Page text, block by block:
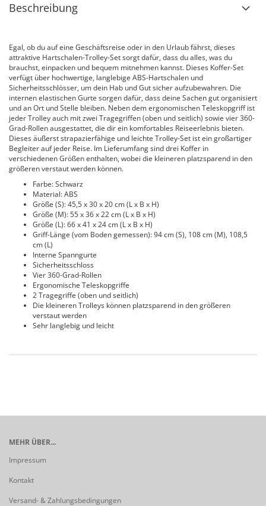
Beschreibung
Egal, ob du auf eine Geschäftsreise oder in den Urlaub fährst, dieses
attraktive Hartschalen-Trolley-Set sorgt dafür, dass du alles, was du
brauchst, einpacken und bequem mitnehmen kannst. Dieses Koffer-Set
verfügt über hochwertige, langlebige ABS-Hartschalen und
Sicherheitsschlösser, um dein Hab und Gut sicher aufzubewahren. Die
internen elastischen Gurte sorgen dafür, dass deine Sachen gut organisiert
und an Ort und Stelle bleiben. Neben dem ergonomischen Teleskopgriff ist
jeder Trolley auch mit zwei Tragegriffen (oben und seitlich) sowie vier 360-
Grad-Rollen ausgestattet, die dir ein komfortables Reiseerlebnis bieten.
Dieses äußerst strapazierfähige und leichte Trolley-Set ist ein großartiger
Begleiter auf jeder Reise. Im Lieferumfang sind drei Koffer in
verschiedenen Größen enthalten, wobei die kleineren platzsparend in den
größeren verstaut werden können.
Farbe: Schwarz
Material: ABS
Größe (S): 45,5 x 30 x 20 cm (L x B x H)
Größe (M): 55 x 36 x 22 cm (L x B x H)
Größe (L): 66 x 41 x 24 cm (L x B x H)
Griff-Länge (vom Boden gemessen): 94 cm (S), 108 cm (M), 108,5
cm (L)
Interne Spanngurte
Sicherheitsschloss
Vier 360-Grad-Rollen
Ergonomische Teleskopgriffe
2 Tragegriffe (oben und seitlich)
Die kleineren Trolleys können platzsparend in den größeren
verstaut werden
Sehr langlebig und leicht
MEHR ÜBER...
Impressum
Kontakt
Versand- & Zahlungsbedingungen